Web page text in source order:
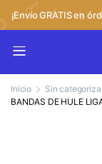
¡Envío GRATIS en
Inicio
Sin
BANDAS DE HULE